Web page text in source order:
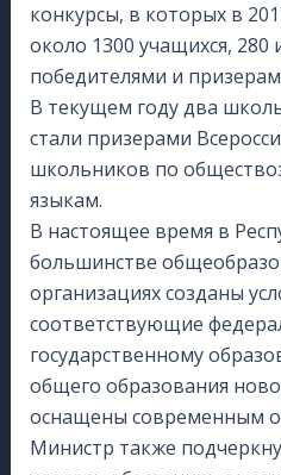
конкурсы, в которых в
около 1300 учащихся, 280
победителями и
В текущем году два
стали призерами
школьников по
языкам.
В настоящее время в
большинстве
организациях созданы
соответствующие
государственному
общего образования
оснащены современным
Министр также